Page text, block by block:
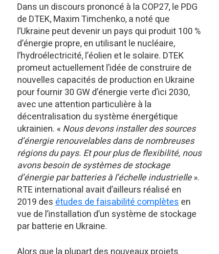
Dans un discours prononcé à la COP27, le PDG
de DTEK, Maxim Timchenko, a noté que
l’Ukraine peut devenir un pays qui produit 100 %
d’énergie propre, en utilisant le nucléaire,
l’hydroélectricité, l’éolien et le solaire. DTEK
promeut actuellement l’idée de construire de
nouvelles capacités de production en Ukraine
pour fournir 30 GW d’énergie verte d’ici 2030,
avec une attention particulière à la
décentralisation du système énergétique
ukrainien. «Nous devons installer des sources
d’énergie renouvelables dans de nombreuses
régions du pays. Et pour plus de flexibilité, nous
avons besoin de systèmes de stockage
d’énergie par batteries à l’échelle industrielle».
RTE international avait d’ailleurs réalisé en
2019 desétudes de faisabilité complètesen
vue de l’installation d’un système de stockage
par batterie en Ukraine.